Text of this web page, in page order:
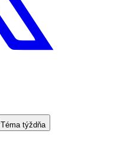
Téma týždňa